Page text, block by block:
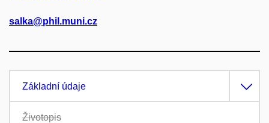
salka@phil.muni.cz
Základní údaje
Životopis